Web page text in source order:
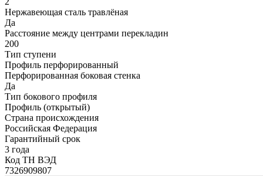
Нержавеющая сталь травлёная
Да
Расстояние между центрами перекладин
200
Тип ступени
Профиль перфорированный
Перфорированная боковая стенка
Да
Тип бокового профиля
Профиль (открытый)
Страна происхождения
Российская Федерация
Гарантийный срок
3 года
Код ТН ВЭД
7326909807